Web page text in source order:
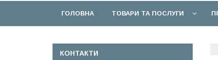
ГОЛОВНА ТОВАРИ ТА ПОСЛУГИ
КОНТАКТИ